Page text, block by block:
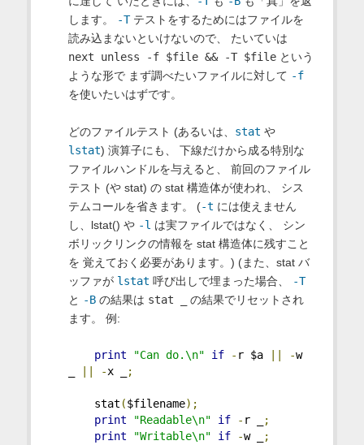
します。
-Tテストをするためにはファイルを
読み込まないといけないので、 たいていは
next unless -f $file && -T $fileという
ような形で まず調べたいファイルに対して -f
を使いたいはずです。
どのファイルテスト (あるいは、 stat や
lstat) 演算子にも、 下線だけから成る特別な
ファイルハンドルを与えると、 前回のファイル
テスト (や stat) の stat 構造体が使われ、 シス
テムコールを省きます。 (-t には使えません
し、lstat() や -l は実ファイルではなく、 シン
ボリックリンクの情報を stat 構造体に残すこと
を 覚えておく必要があります。) (また、stat バ
ッファが lstat 呼び出しで埋まった場合、
-T
と -Bの結果は stat _
の結果でリセットされ
ます。 例:
print "Can do.\n" if - r $a -w
-x _ ;
stat ($filename);
print
"Readable\n" if - r _
;
print
"Writable\n" if -w _
;